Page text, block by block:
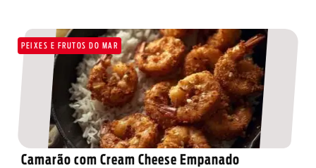
PEIXES E FRUTOS DO MAR
Camarão com Cream Cheese Empanado